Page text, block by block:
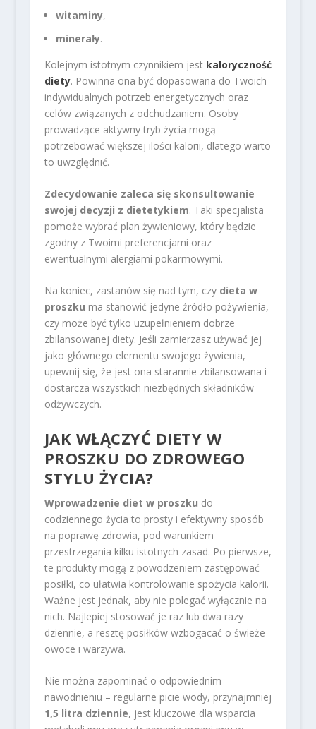
witaminy,
minerały.
Kolejnym istotnym czynnikiem jest kaloryczność
diety. Powinna ona być dopasowana do Twoich
indywidualnych potrzeb energetycznych oraz
celów związanych z odchudzaniem. Osoby
prowadzące aktywny tryb życia mogą
potrzebować większej ilości kalorii, dlatego warto
to uwzględnić.
Zdecydowanie zaleca się skonsultowanie
swojej decyzji z dietetykiem. Taki specjalista
pomoże wybrać plan żywieniowy, który będzie
zgodny z Twoimi preferencjami oraz
ewentualnymi alergiami pokarmowymi.
Na koniec, zastanów się nad tym, czy dieta w
proszku ma stanowić jedyne źródło pożywienia,
czy może być tylko uzupełnieniem dobrze
zbilansowanej diety. Jeśli zamierzasz używać jej
jako głównego elementu swojego żywienia,
upewnij się, że jest ona starannie zbilansowana i
dostarcza wszystkich niezbędnych składników
odżywczych.
JAK WŁĄCZYĆ DIETY W
PROSZKU DO ZDROWEGO
STYLU ŻYCIA?
Wprowadzenie diet w proszku do
codziennego życia to prosty i efektywny sposób
na poprawę zdrowia, pod warunkiem
przestrzegania kilku istotnych zasad. Po pierwsze,
te produkty mogą z powodzeniem zastępować
posiłki, co ułatwia kontrolowanie spożycia kalorii.
Ważne jest jednak, aby nie polegać wyłącznie na
nich. Najlepiej stosować je raz lub dwa razy
dziennie, a resztę posiłków wzbogacać o świeże
owoce i warzywa.
Nie można zapominać o odpowiednim
nawodnieniu – regularne picie wody, przynajmniej
1,5 litra dziennie, jest kluczowe dla wsparcia